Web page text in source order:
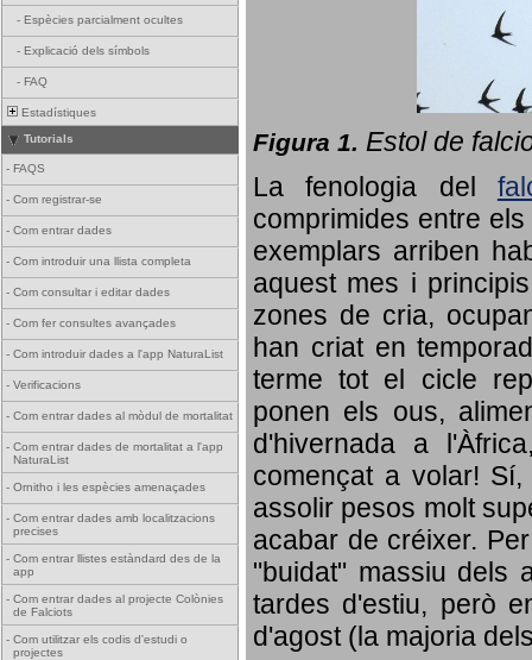
- Espècies parcialment ocultes
- Explicació dels símbols
- FAQ
Estadístiques
Tutorials
- FAQS
- Com registrar-se
- Com entrar dades
- Com introduir una llista completa
- Com consultar i editar dades
- Com fer consultes avançades
- Com introduir dades a l'app NaturaList
- Verificacions
- Com entrar dades al mòdul de mortalitat
- Com entrar dades de mortalitat a l'app
NaturaList
- Ornitho i les espècies amenaçades
- Com entrar dades amb localitzacions
precises
- Com entrar llistes estàndard des de la
app
- Com entrar dades al projecte Colònies
de Falciots
- Com utilitzar els codis d'estudi o
projectes
Figura 1. Estol de
La fenologia del
comprimides entre
exemplars arriben
aquest mes i
zones de cria,
han criat en
terme tot el cicle
ponen els ous,
d'hivernada a
començat a volar!
assolir pesos molt
acabar de créixer.
"buidat" massiu dels
tardes d'estiu, però
d'agost (la majoria